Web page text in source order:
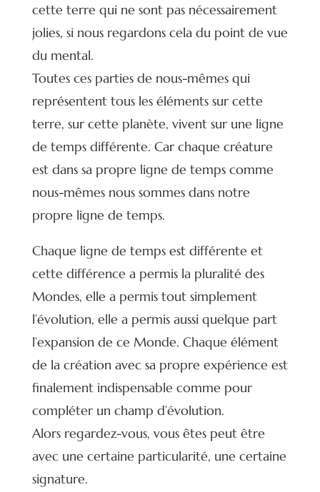
cette terre qui ne sont pas nécessairement
jolies, si nous regardons cela du point de vue
du mental.
Toutes ces parties de nous-mêmes qui
représentent tous les éléments sur cette
terre, sur cette planète, vivent sur une ligne
de temps différente. Car chaque créature
est dans sa propre ligne de temps comme
nous-mêmes nous sommes dans notre
propre ligne de temps.
Chaque ligne de temps est différente et
cette différence a permis la pluralité des
Mondes, elle a permis tout simplement
l’évolution, elle a permis aussi quelque part
l’expansion de ce Monde. Chaque élément
de la création avec sa propre expérience est
finalement indispensable comme pour
compléter un champ d’évolution.
Alors regardez-vous, vous êtes peut être
avec une certaine particularité, une certaine
signature.